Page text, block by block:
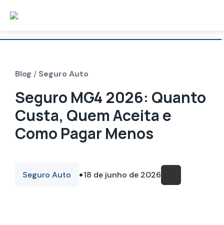
Blog / Seguro Auto
Seguro MG4 2026: Quanto
Custa, Quem Aceita e
Como Pagar Menos
Seguro Auto •18 de junho de 2026